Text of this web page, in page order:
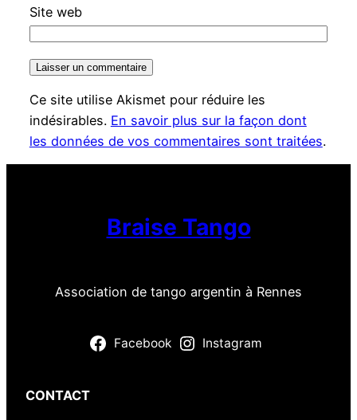
Site web
Ce site utilise Akismet pour réduire les
indésirables. En savoir plus sur la façon dont
les données de vos commentaires sont traitées.
Braise Tango
Association de tango argentin à Rennes
Facebook Instagram
CONTACT